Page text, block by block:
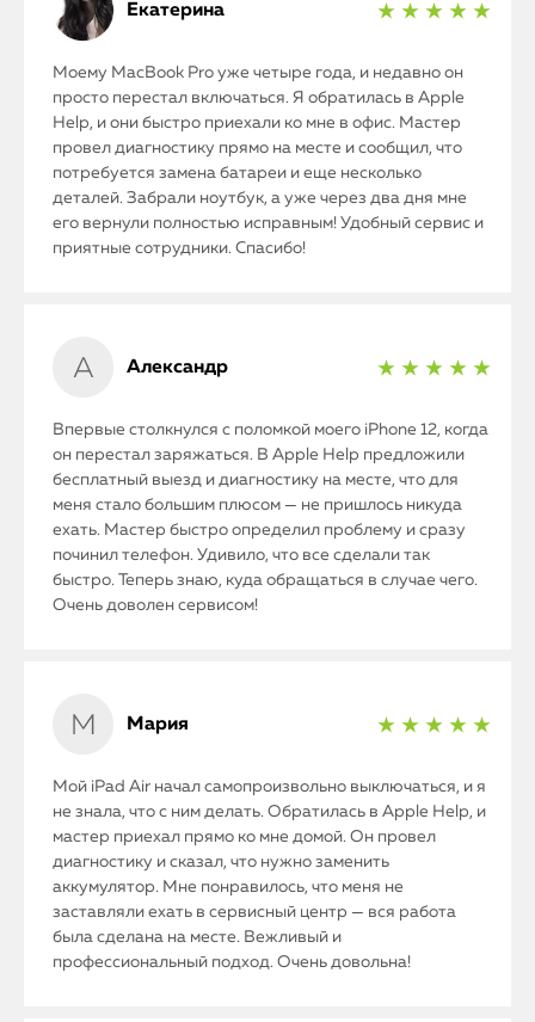
Екатерина ★ ★ ★ ★ ★
Моему MacBook Pro уже четыре года, и недавно он
просто перестал включаться. Я обратилась в Apple
Help, и они быстро приехали ко мне в офис. Мастер
провел диагностику прямо на месте и сообщил, что
потребуется замена батареи и еще несколько
деталей. Забрали ноутбук, а уже через два дня мне
его вернули полностью исправным! Удобный сервис и
приятные сотрудники. Спасибо!
Александр ★ ★ ★ ★ ★
Впервые столкнулся с поломкой моего iPhone 12, когда
он перестал заряжаться. В Apple Help предложили
бесплатный выезд и диагностику на месте, что для
меня стало большим плюсом — не пришлось никуда
ехать. Мастер быстро определил проблему и сразу
починил телефон. Удивило, что все сделали так
быстро. Теперь знаю, куда обращаться в случае чего.
Очень доволен сервисом!
Мария ★ ★ ★ ★ ★
Мой iPad Air начал самопроизвольно выключаться, и я
не знала, что с ним делать. Обратилась в Apple Help, и
мастер приехал прямо ко мне домой. Он провел
диагностику и сказал, что нужно заменить
аккумулятор. Мне понравилось, что меня не
заставляли ехать в сервисный центр — вся работа
была сделана на месте. Вежливый и
профессиональный подход. Очень довольна!